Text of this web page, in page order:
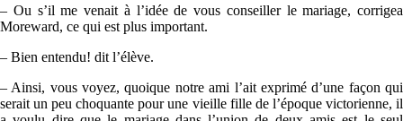
– Ou s’il me venait à l’idée de vous conseiller le mariage, corrigea
Moreward, ce qui est plus important.
– Bien entendu! dit l’élève.
– Ainsi, vous voyez, quoique notre ami l’ait exprimé d’une façon qui
serait un peu choquante pour une vieille fille de l’époque victorienne, il